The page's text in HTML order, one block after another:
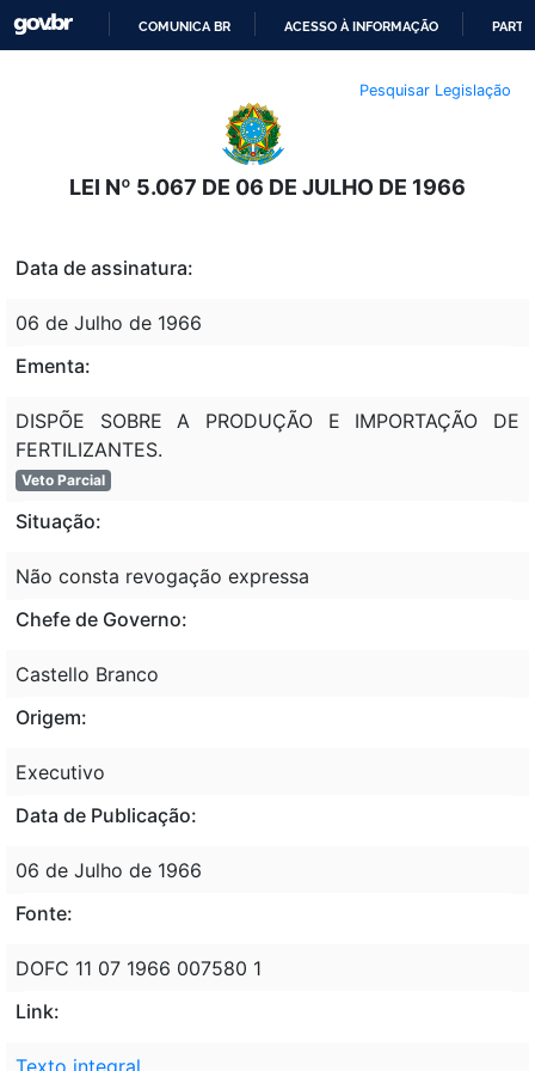
O
CONTEÚDO
COMUNICA BR ACESSO À INFORMAÇÃO
Pesquisar Legislação
LEI Nº 5.067 DE 06 DE JULHO DE 1966
Data de assinatura:
06 de Julho de 1966
Ementa:
DISPÕE SOBRE A PRODUÇÃO E IMPORTAÇÃO DE
FERTILIZANTES.
Veto Parcial
Situação:
Não consta revogação expressa
Chefe de Governo:
Castello Branco
Origem:
Executivo
Data de Publicação:
06 de Julho de 1966
Fonte:
DOFC 11 07 1966 007580 1
Link:
Texto integral